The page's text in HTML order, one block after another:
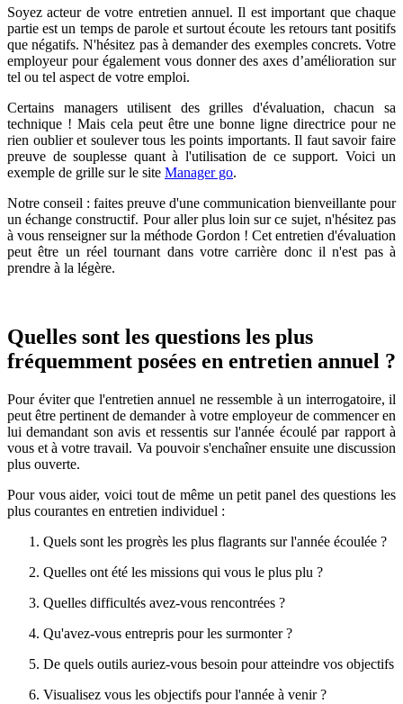
Soyez acteur de votre entretien annuel. Il est important que chaque
partie est un temps de parole et surtout écoute les retours tant positifs
que négatifs. N'hésitez pas à demander des exemples concrets. Votre
employeur pour également vous donner des axes d’amélioration sur
tel ou tel aspect de votre emploi.
Certains managers utilisent des grilles d'évaluation, chacun sa
technique ! Mais cela peut être une bonne ligne directrice pour ne
rien oublier et soulever tous les points importants. Il faut savoir faire
preuve de souplesse quant à l'utilisation de ce support. Voici un
exemple de grille sur le site Manager go.
Notre conseil : faites preuve d'une communication bienveillante pour
un échange constructif. Pour aller plus loin sur ce sujet, n'hésitez pas
à vous renseigner sur la méthode Gordon ! Cet entretien d'évaluation
peut être un réel tournant dans votre carrière donc il n'est pas à
prendre à la légère.
Quelles sont les questions les plus
fréquemment posées en entretien annuel ?
Pour éviter que l'entretien annuel ne ressemble à un interrogatoire, il
peut être pertinent de demander à votre employeur de commencer en
lui demandant son avis et ressentis sur l'année écoulé par rapport à
vous et à votre travail. Va pouvoir s'enchaîner ensuite une discussion
plus ouverte.
Pour vous aider, voici tout de même un petit panel des questions les
plus courantes en entretien individuel :
Quels sont les progrès les plus flagrants sur l'année écoulée ?
Quelles ont été les missions qui vous le plus plu ?
Quelles difficultés avez-vous rencontrées ?
Qu'avez-vous entrepris pour les surmonter ?
De quels outils auriez-vous besoin pour atteindre vos objectifs
Visualisez vous les objectifs pour l'année à venir ?